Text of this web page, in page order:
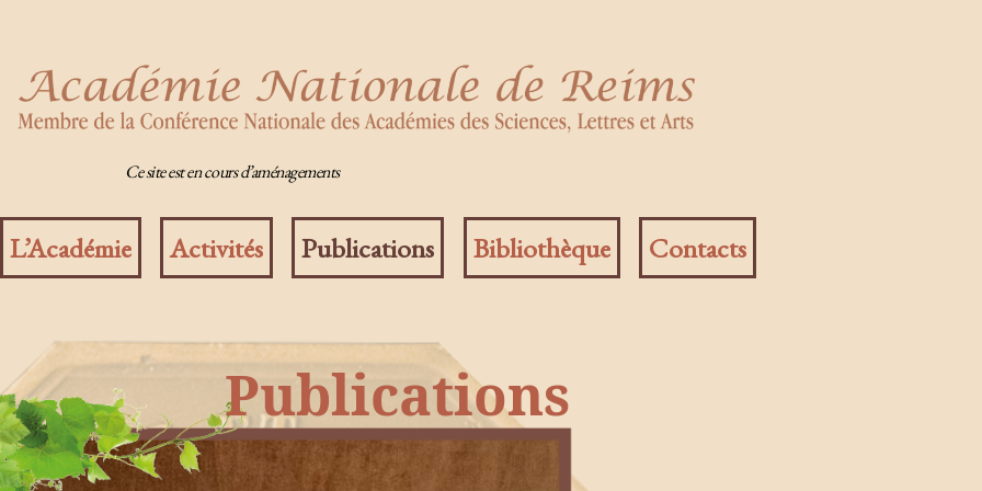
Ce site est en cours d’aménagements
L’Académie Activités Publications Bibliothèque Contacts
Publications